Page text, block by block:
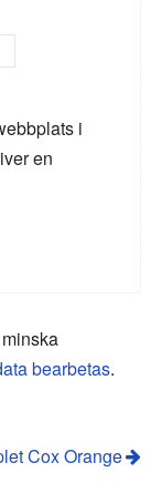
i
en
bearbetas.
Cox Orange